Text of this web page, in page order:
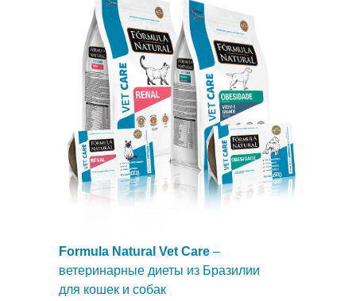
Formula Natural Vet Care –
ветеринарные диеты из Бразилии
для кошек и собак